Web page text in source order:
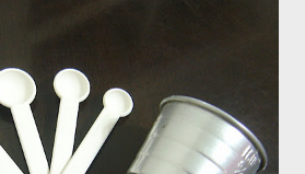
壓力環境下生長與光線曝曬環境，都可
甚至到正常量(每100公克馬鈴薯含2~15
中提到的壓力環境下生長，木不子不是
歡迎有種植經驗的朋友分享。) ◆ 馬鈴